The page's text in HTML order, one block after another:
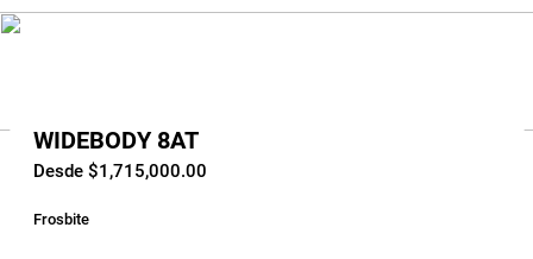
WIDEBODY 8AT
Desde $1,715,000.00
Frosbite